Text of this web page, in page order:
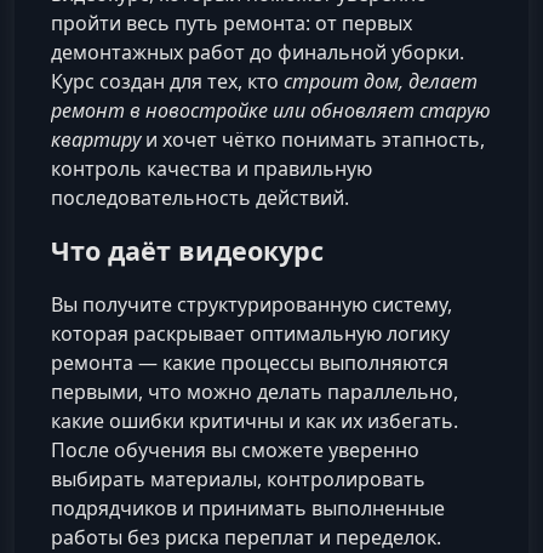
пройти весь путь ремонта: от первых
демонтажных работ до финальной уборки.
Курс создан для тех, кто строит дом, делает
ремонт в новостройке или обновляет старую
квартируи хочет чётко понимать этапность,
контроль качества и правильную
последовательность действий.
Что даёт видеокурс
Вы получите структурированную систему,
которая раскрывает оптимальную логику
ремонта — какие процессы выполняются
первыми, что можно делать параллельно,
какие ошибки критичны и как их избегать.
После обучения вы сможете уверенно
выбирать материалы, контролировать
подрядчиков и принимать выполненные
работы без риска переплат и переделок.